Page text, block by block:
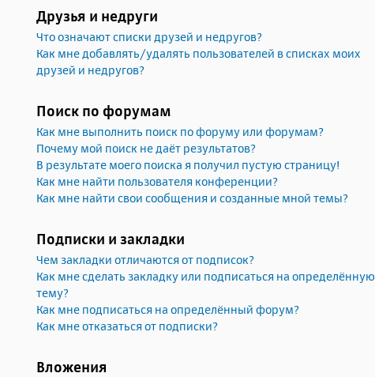
Друзья и недруги
Что означают списки друзей и недругов?
Как мне добавлять/удалять пользователей в списках моих
друзей и недругов?
Поиск по форумам
Как мне выполнить поиск по форуму или форумам?
Почему мой поиск не даёт результатов?
В результате моего поиска я получил пустую страницу!
Как мне найти пользователя конференции?
Как мне найти свои сообщения и созданные мной темы?
Подписки и закладки
Чем закладки отличаются от подписок?
Как мне сделать закладку или подписаться на определённую
тему?
Как мне подписаться на определённый форум?
Как мне отказаться от подписки?
Вложения